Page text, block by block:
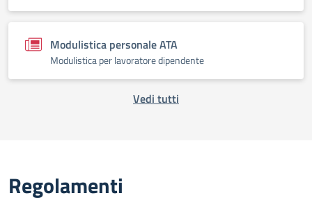
Modulistica personale ATA
Modulistica per lavoratore dipendente
Vedi tutti
Regolamenti